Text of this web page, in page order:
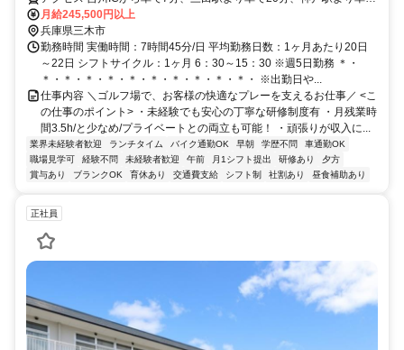
35分
月給245,500円以上
兵庫県三木市
勤務時間 実働時間：7時間45分/日 平均勤務日数：1ヶ月あたり20日
～22日 シフトサイクル：1ヶ月 6：30～15：30 ※週5日勤務 ＊・
＊・＊・＊・＊・＊・＊・＊・＊・＊・＊・ ※出勤日や...
仕事内容 ＼ゴルフ場で、お客様の快適なプレーを支えるお仕事／ <こ
の仕事のポイント> ・未経験でも安心の丁寧な研修制度有 ・月残業時
間3.5h/と少なめ/プライベートとの両立も可能！ ・頑張りが収入に...
業界未経験者歓迎 ランチタイム バイク通勤OK 早朝 学歴不問
車通勤OK
職場見学可
経験不問 未経験者歓迎 午前 月1シフト提出 研修あり
夕方
賞与あり
ブランクOK 育休あり 交通費支給 シフト制 社割あり 昼食補助あり
正社員